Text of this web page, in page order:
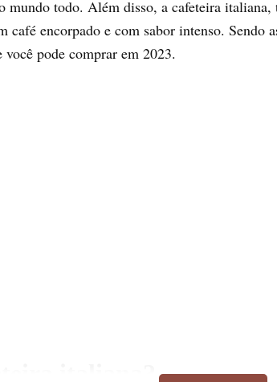
mundo todo. Além disso, a cafeteira
café encorpado e com sabor intenso.
pode comprar em 2023.